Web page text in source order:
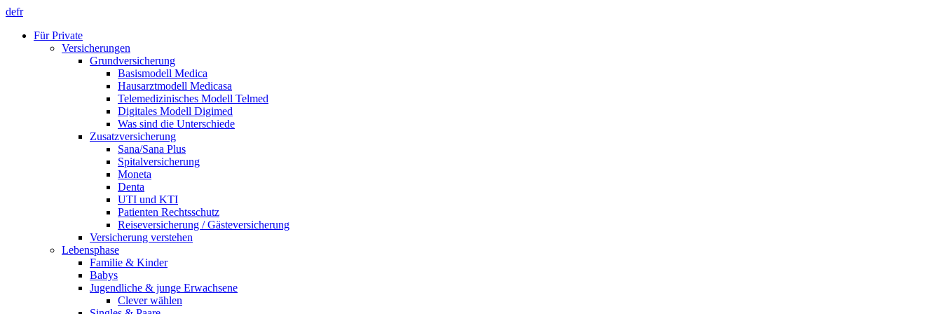
defr
Für Private
Versicherungen
Grundversicherung
Basismodell Medica
Hausarztmodell Medicasa
Telemedizinisches Modell Telmed
Digitales Modell Digimed
Was sind die Unterschiede
Zusatzversicherung
Sana/Sana Plus
Spitalversicherung
Moneta
Denta
UTI und KTI
Patienten Rechtsschutz
Reiseversicherung / Gästeversicherung
Versicherung verstehen
Lebensphase
Familie & Kinder
Babys
Jugendliche & junge Erwachsene
Clever wählen